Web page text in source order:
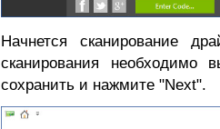
Начнется сканирование
сканирования необходимо
сохранить и нажмите "Next".